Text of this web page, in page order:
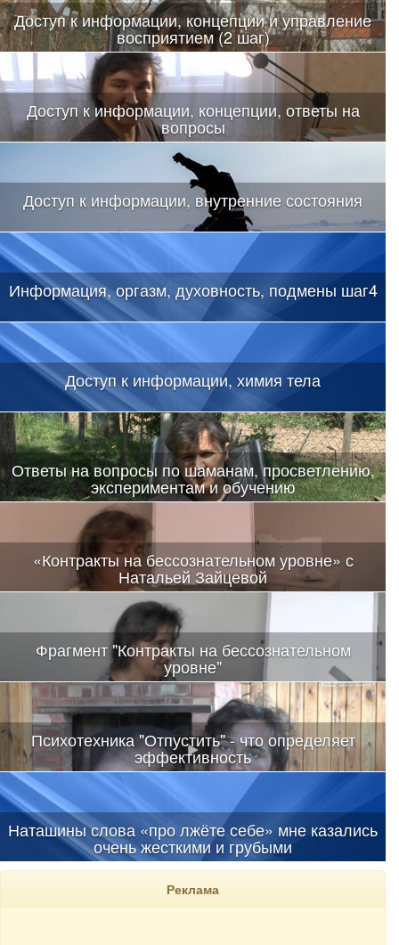
Доступ к информации, концепции и управление
восприятием (2 шаг)
Доступ к информации, концепции, ответы на
вопросы
Доступ к информации, внутренние состояния
Информация, оргазм, духовность, подмены шаг4
Доступ к информации, химия тела
Ответы на вопросы по шаманам, просветлению,
экспериментам и обучению
«Контракты на бессознательном уровне» с
Натальей Зайцевой
Положено начало открытому вручению магических
психотехник.
Фрагмент "Контракты на бессознательном
уровне"
В полном объеме все техники влияния на разных уровнях, в
том числе и жесткого, на аудиторию выданы впервые
Психотехника "Отпустить" - что определяет
эффективность
Наташины слова «про лжёте себе» мне казались
очень жесткими и грубыми
Реклама